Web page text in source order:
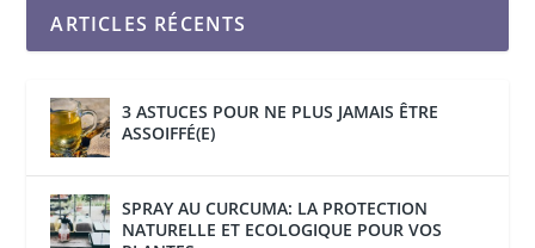
ARTICLES RÉCENTS
3 ASTUCES POUR NE PLUS JAMAIS ÊTRE
ASSOIFFÉ(E)
SPRAY AU CURCUMA: LA PROTECTION
NATURELLE ET ECOLOGIQUE POUR VOS